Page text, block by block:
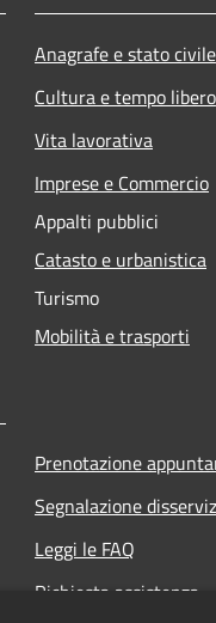
Anagrafe e stato civile
Cultura e tempo libero
Vita lavorativa
Imprese e Commercio
Appalti pubblici
Catasto e urbanistica
Turismo
Mobilità e trasporti
Prenotazione
Segnalazione
Leggi le FAQ
Richiesta assistenza